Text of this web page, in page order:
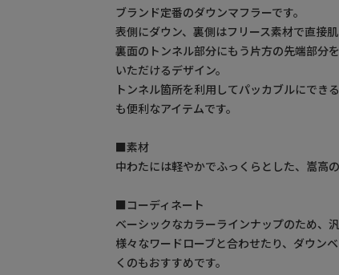
ブランド定番のダウンマフラーです。
表側にダウン、裏側はフリース素材で直接
裏面のトンネル部分にもう片方の先端部分
いただけるデザイン。
トンネル箇所を利用してパッカブルにでき
も便利なアイテムです。
■素材
中わたには軽やかでふっくらとした、嵩高
■コーディネート
ベーシックなカラーラインナップのため、
様々なワードローブと合わせたり、ダウン
くのもおすすめです。